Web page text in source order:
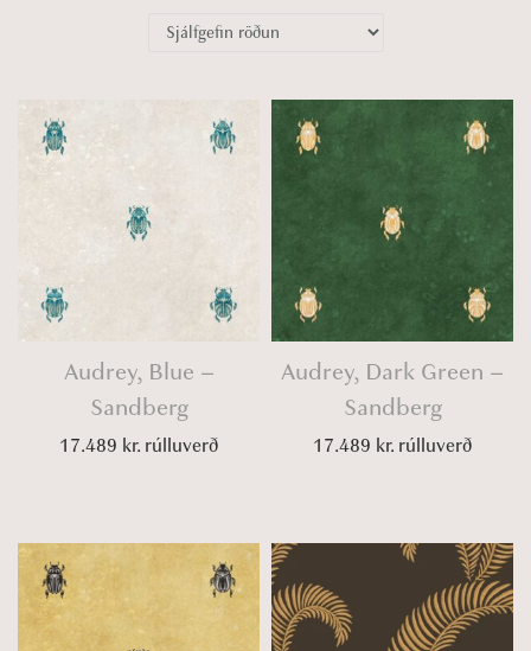
Audrey, Blue –
Sandberg
17.489 kr.rúlluverð
Audrey, Dark Green –
Sandberg
17.489 kr.rúlluverð